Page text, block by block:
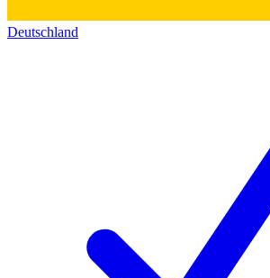
Deutschland